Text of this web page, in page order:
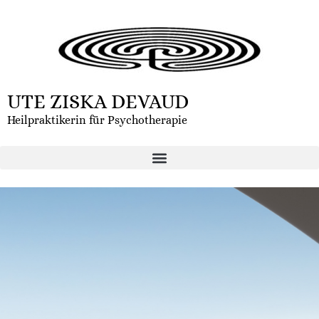
UTE ZISKA DEVAUD
Heilpraktikerin für Psychotherapie